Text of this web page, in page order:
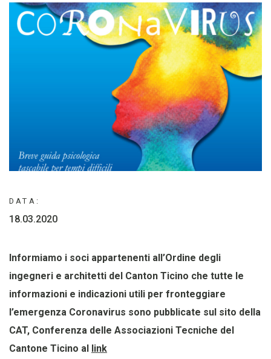
DATA:
18.03.2020
Informiamo i soci appartenenti all’Ordine degli
ingegneri e architetti del Canton Ticino che tutte le
informazioni e indicazioni utili per fronteggiare
l’emergenza Coronavirus sono pubblicate sul sito della
CAT, Conferenza delle Associazioni Tecniche del
Cantone Ticino al
link